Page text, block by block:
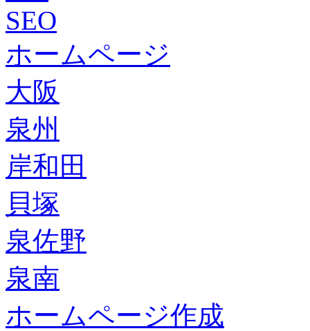
SEO
ホームページ
大阪
泉州
岸和田
貝塚
泉佐野
泉南
ホームページ作成